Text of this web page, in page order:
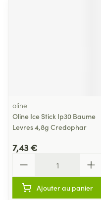
oline
Oline Ice Stick Ip30 Baume
Levres 4,8g Credophar
7,43 €
Ajouter au panier